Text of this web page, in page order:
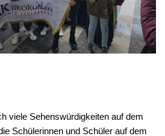
viele Sehenswürdigkeiten auf dem
Schülerinnen und Schüler auf dem